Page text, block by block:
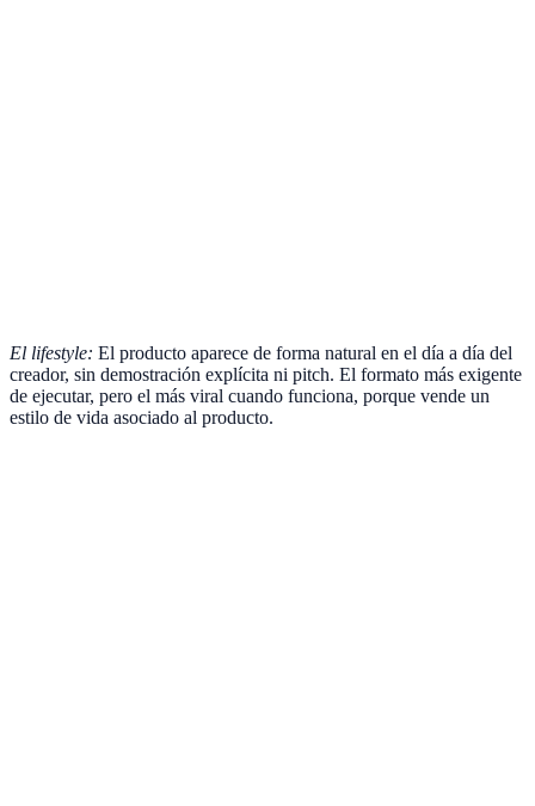
El lifestyle: El producto aparece de forma natural en el día a día del
creador, sin demostración explícita ni pitch. El formato más exigente
de ejecutar, pero el más viral cuando funciona, porque vende un
estilo de vida asociado al producto.